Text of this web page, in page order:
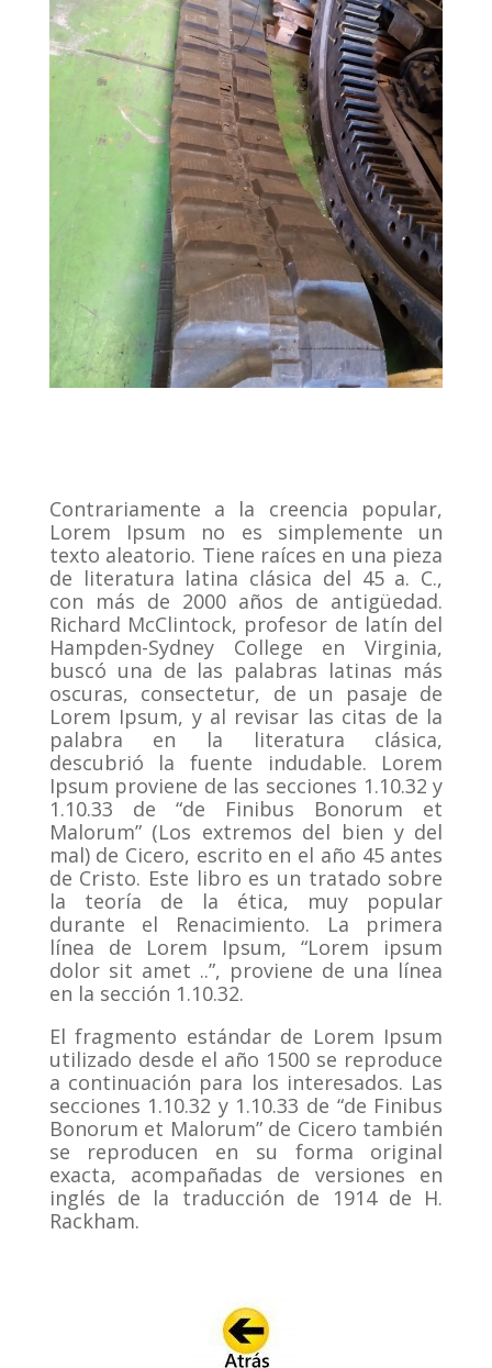
Contrariamente a la creencia popular,
Lorem Ipsum no es simplemente un
texto aleatorio. Tiene raíces en una pieza
de literatura latina clásica del 45 a. C.,
con más de 2000 años de antigüedad.
Richard McClintock, profesor de latín del
Hampden-Sydney College en Virginia,
buscó una de las palabras latinas más
oscuras, consectetur, de un pasaje de
Lorem Ipsum, y al revisar las citas de la
palabra en la literatura clásica,
descubrió la fuente indudable.
Lorem
Ipsum proviene de las secciones 1.10.32 y
1.10.33 de “de Finibus Bonorum et
Malorum” (Los extremos del bien y del
mal) de Cicero, escrito en el año 45 antes
de Cristo. Este libro es un tratado sobre
la teoría de la ética, muy popular
durante el Renacimiento.
La primera
línea de Lorem Ipsum, “Lorem ipsum
dolor sit amet ..”, proviene de una línea
en la sección 1.10.32.
El fragmento estándar de Lorem Ipsum
utilizado desde el año 1500 se reproduce
a continuación para los interesados. Las
secciones 1.10.32 y 1.10.33 de “de Finibus
Bonorum et Malorum” de Cicero también
se reproducen en su forma original
exacta, acompañadas de versiones en
inglés de la traducción de 1914 de H.
Rackham.